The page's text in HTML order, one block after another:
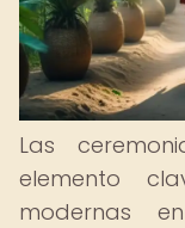
Las
elemento
modernas